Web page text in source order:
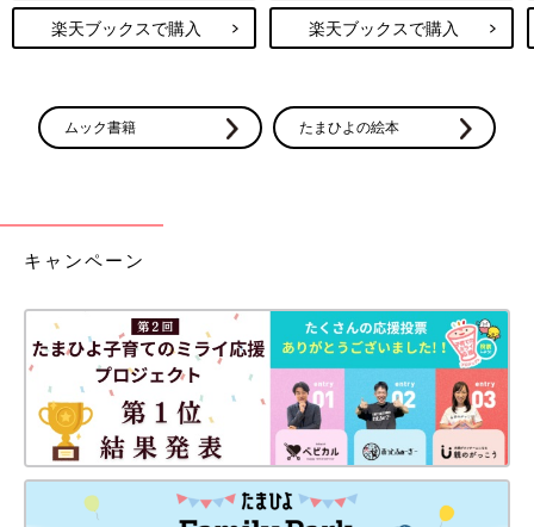
楽天ブックスで購入 楽天ブックスで購入
ムック書籍 たまひよの絵本
キャンペーン